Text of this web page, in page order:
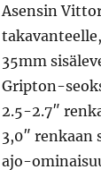
Asensin
35mm
Gripton-
2.5-2.7″
3,0″ renkaan
ajo-